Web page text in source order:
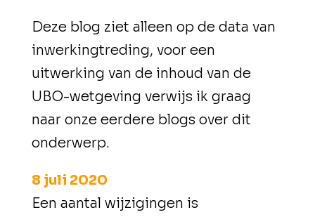
Deze blog ziet alleen op de data van
inwerkingtreding, voor een
uitwerking van de inhoud van de
UBO-wetgeving verwijs ik graag
naar onze eerdere blogs over dit
onderwerp.
8 juli 2020
Een aantal wijzigingen is